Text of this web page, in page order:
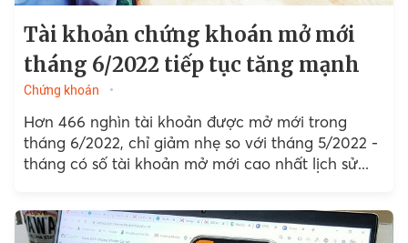
Tài khoản chứng khoán mở mới
tháng 6/2022 tiếp tục tăng mạnh
Chứng khoán
Hơn 466 nghìn tài khoản được mở mới trong
tháng 6/2022, chỉ giảm nhẹ so với tháng 5/2022 -
tháng có số tài khoản mở mới cao nhất lịch sử...